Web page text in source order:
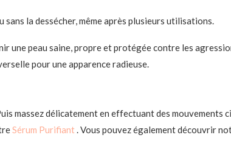
la dessécher, même après plusieurs utilisations.
une peau saine, propre et protégée contre les
pour une apparence radieuse.
massez délicatement en effectuant des mouvements
Sérum Purifiant. Vous pouvez également découvrir